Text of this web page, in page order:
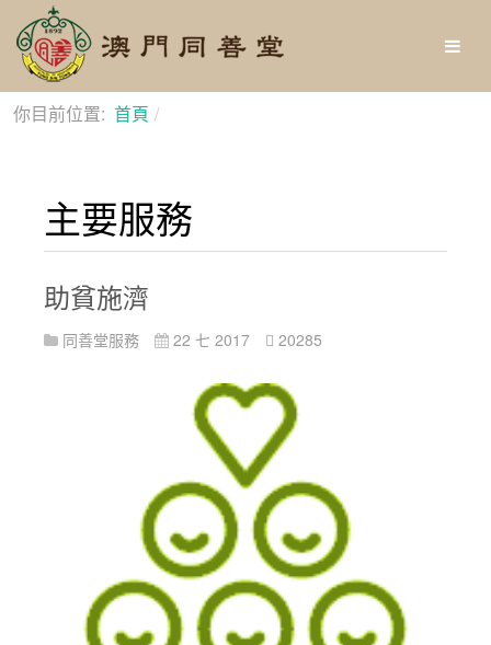
你目前位置: 首頁
主要服務
助貧施濟
同善堂服務 22 七 2017 20285